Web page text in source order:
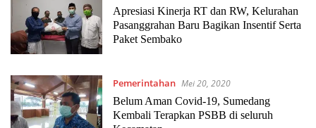
Apresiasi Kinerja RT dan RW, Kelurahan
Pasanggrahan Baru Bagikan Insentif Serta
Paket Sembako
Pemerintahan Mei 20, 2020
Belum Aman Covid-19, Sumedang
Kembali Terapkan PSBB di seluruh